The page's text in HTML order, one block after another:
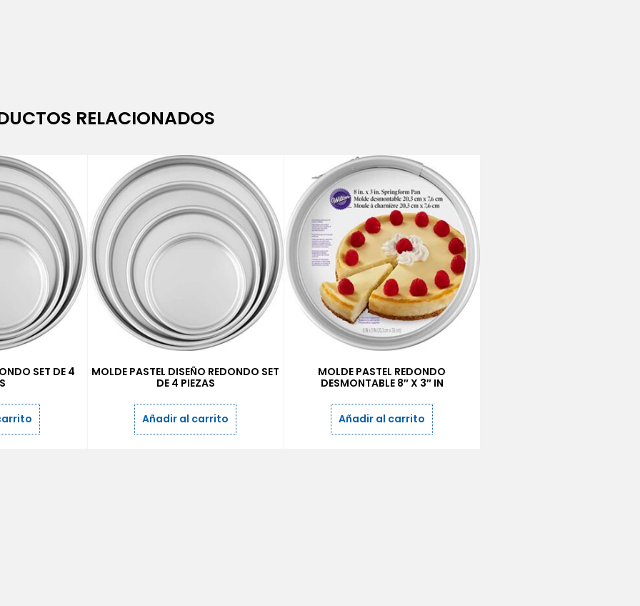
RELACIONADOS
SET DE 4
MOLDE PASTEL DISEÑO REDONDO SET
DE 4 PIEZAS
Añadir al carrito
MOLDE PASTEL REDONDO
DESMONTABLE 8″ X 3″ IN
Añadir al carrito